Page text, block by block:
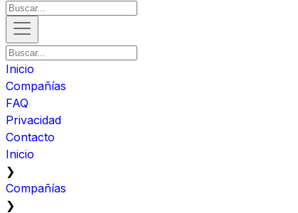
Inicio
Compañías
FAQ
Privacidad
Contacto
Inicio
❯
Compañías
❯